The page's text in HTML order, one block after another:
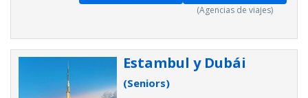
(Agencias de viajes)
Estambul y Dubái
(Seniors)